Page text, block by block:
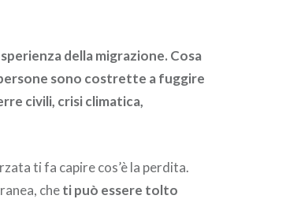
della migrazione. Cosa
sono costrette a fuggire
civili, crisi climatica,
ti fa capire cos’è la perdita.
cheti può essere tolto